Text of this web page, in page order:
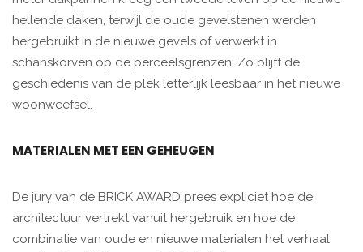
hellende daken, terwijl de oude gevelstenen werden
hergebruikt in de nieuwe gevels of verwerkt in
schanskorven op de perceelsgrenzen. Zo blijft de
geschiedenis van de plek letterlijk leesbaar in het nieuwe
woonweefsel.
MATERIALEN MET EEN GEHEUGEN
De jury van de BRICK AWARD prees expliciet hoe de
architectuur vertrekt vanuit hergebruik en hoe de
combinatie van oude en nieuwe materialen het verhaal